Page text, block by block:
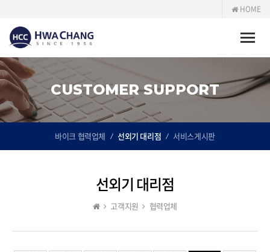
HOME
Toggle
CUSTOMER SUPPORT
바이크 협력업체 선외기 대리점 서비스게시판
선외기 대리점
고객지원 협력업체